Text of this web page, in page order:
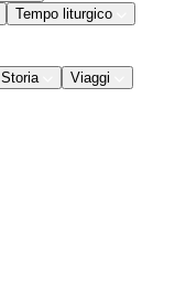
Tempo liturgico
Storia Viaggi